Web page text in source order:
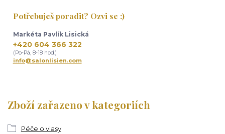
Zboží zařazeno v kategoriích
Péče o vlasy
Potřebuješ poradit? Ozvi se :)
Markéta Pavlík Lisická
+420 604 366 322
(Po-Pá, 8-18 hod.)
info@salonlisien.com